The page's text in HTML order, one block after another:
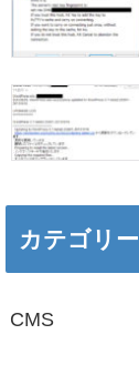
カテゴリー
CMS